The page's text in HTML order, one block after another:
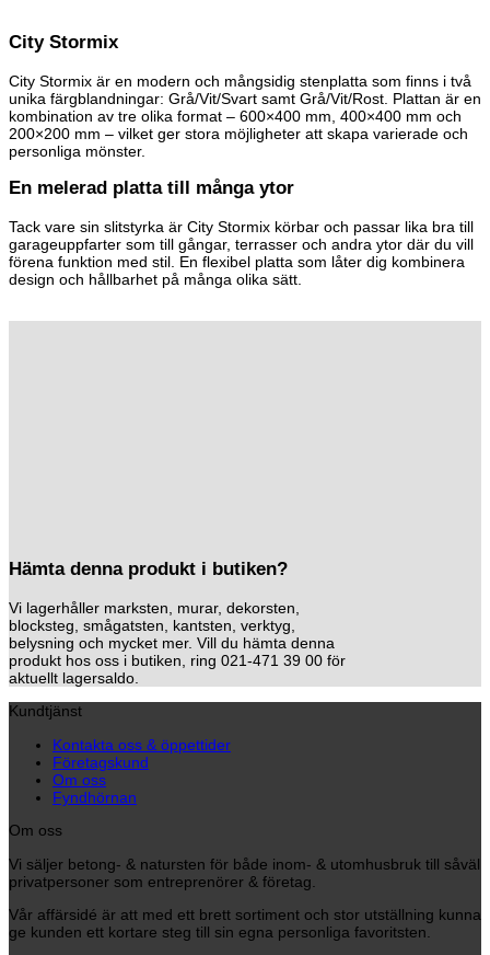
City Stormix
City Stormix är en modern och mångsidig stenplatta som finns i två
unika färgblandningar: Grå/Vit/Svart samt Grå/Vit/Rost. Plattan är en
kombination av tre olika format – 600×400 mm, 400×400 mm och
200×200 mm – vilket ger stora möjligheter att skapa varierade och
personliga mönster.
En melerad platta till många ytor
Tack vare sin slitstyrka är City Stormix körbar och passar lika bra till
garageuppfarter som till gångar, terrasser och andra ytor där du vill
förena funktion med stil. En flexibel platta som låter dig kombinera
design och hållbarhet på många olika sätt.
Hämta denna produkt i butiken?
Vi lagerhåller marksten, murar, dekorsten,
blocksteg, smågatsten, kantsten, verktyg,
belysning och mycket mer. Vill du hämta denna
produkt hos oss i butiken, ring 021-471 39 00 för
aktuellt lagersaldo.
Kundtjänst
Kontakta oss & öppettider
Företagskund
Om oss
Fyndhörnan
Om oss
Vi säljer betong- & natursten för både inom- & utomhusbruk till såväl
privatpersoner som entreprenörer & företag.
Vår affärsidé är att med ett brett sortiment och stor utställning kunna
ge kunden ett kortare steg till sin egna personliga favoritsten.